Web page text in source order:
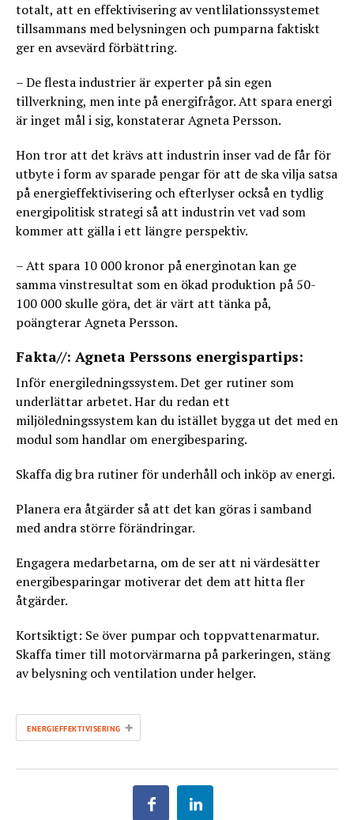
totalt, att en effektivisering av ventlilationssystemet
tillsammans med belysningen och pumparna faktiskt
ger en avsevärd förbättring.
– De flesta industrier är experter på sin egen
tillverkning, men inte på energifrågor. Att spara energi
är inget mål i sig, konstaterar Agneta Persson.
Hon tror att det krävs att industrin inser vad de får för
utbyte i form av sparade pengar för att de ska vilja satsa
på energieffektivisering och efterlyser också en tydlig
energipolitisk strategi så att industrin vet vad som
kommer att gälla i ett längre perspektiv.
– Att spara 10 000 kronor på energinotan kan ge
samma vinstresultat som en ökad produktion på 50-
100 000 skulle göra, det är värt att tänka på,
poängterar Agneta Persson.
Fakta//: Agneta Perssons energispartips:
Inför energiledningssystem. Det ger rutiner som
underlättar arbetet. Har du redan ett
miljöledningssystem kan du istället bygga ut det med en
modul som handlar om energibesparing.
Skaffa dig bra rutiner för underhåll och inköp av energi.
Planera era åtgärder så att det kan göras i samband
med andra större förändringar.
Engagera medarbetarna, om de ser att ni värdesätter
energibesparingar motiverar det dem att hitta fler
åtgärder.
Kortsiktigt: Se över pumpar och toppvattenarmatur.
Skaffa timer till motorvärmarna på parkeringen, stäng
av belysning och ventilation under helger.
ENERGIEFFEKTIVISERING +